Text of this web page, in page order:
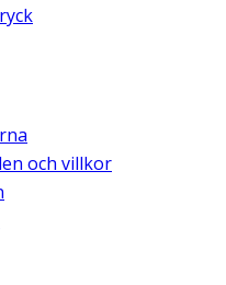
och villkor